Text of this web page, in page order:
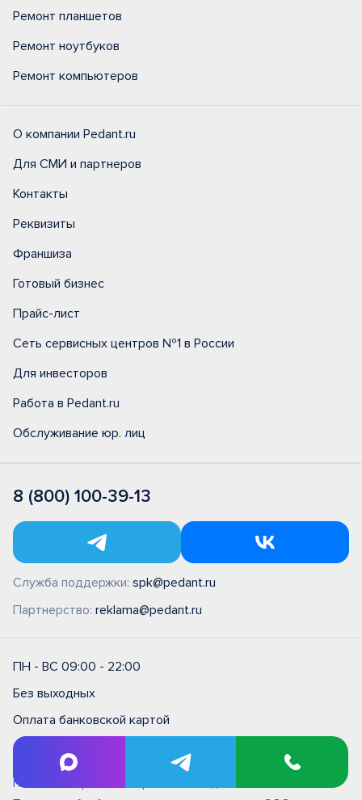
Ремонт планшетов
Ремонт ноутбуков
Ремонт компьютеров
О компании Pedant.ru
Для СМИ и партнеров
Контакты
Реквизиты
Франшиза
Готовый бизнес
Прайс-лист
Сеть сервисных центров №1 в России
Для инвесторов
Работа в Pedant.ru
Обслуживание юр. лиц
8 (800) 100-39-13
Служба поддержки: spk@pedant.ru
Партнерство: reklama@pedant.ru
ПН - ВС 09:00 - 22:00
Без выходных
Оплата банковской картой
Правила и условия на выполнение ремонтных работ в
сервисном центре типовые (единые)
Политика обработки персональных данных